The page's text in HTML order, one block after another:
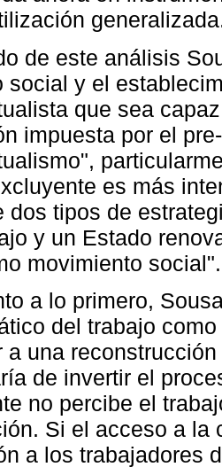
de este análisis
social y el
que sea
impuesta por el
es más
dos tipos de
y un Estado
movimiento social".
a lo primero,
del trabajo
a una
de invertir el
no percibe el
Si el acceso a la
a los trabajadores